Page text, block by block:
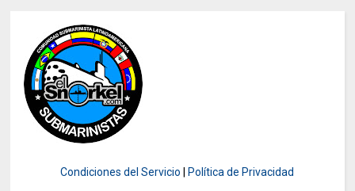
Condiciones del Servicio Política de Privacidad